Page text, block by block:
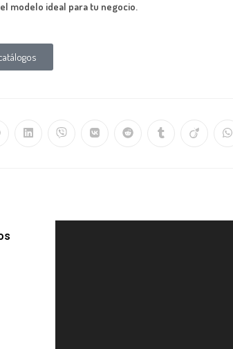
modelo ideal para tu negocio.